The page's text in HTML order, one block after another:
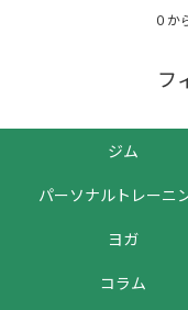
０か
フ
ジム
パーソナルトレーニ
ヨガ
コラム